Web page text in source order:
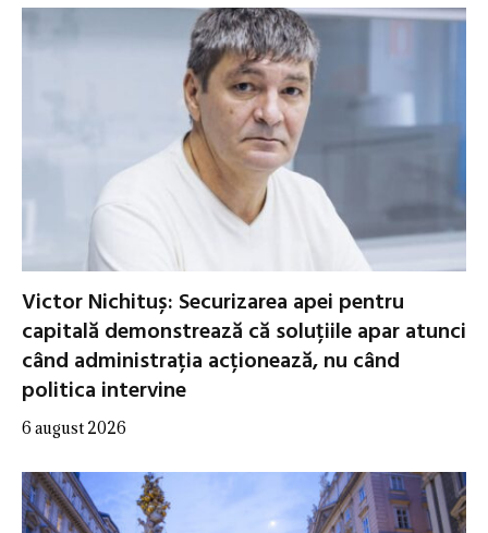
Victor Nichituș: Securizarea apei pentru
capitală demonstrează că soluțiile apar atunci
când administrația acționează, nu când
politica intervine
6 august 2026